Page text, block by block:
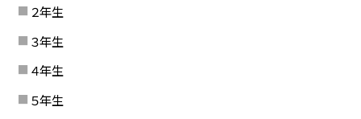
２年生
３年生
４年生
５年生